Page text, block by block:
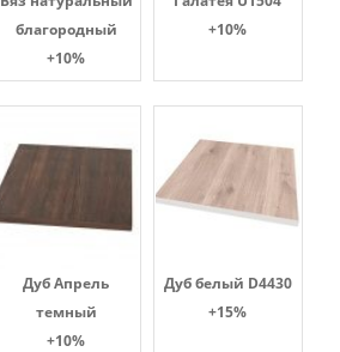
благородный
+10%
+10%
Дуб Апрель
темный
+10%
Дуб белый D4430
+15%